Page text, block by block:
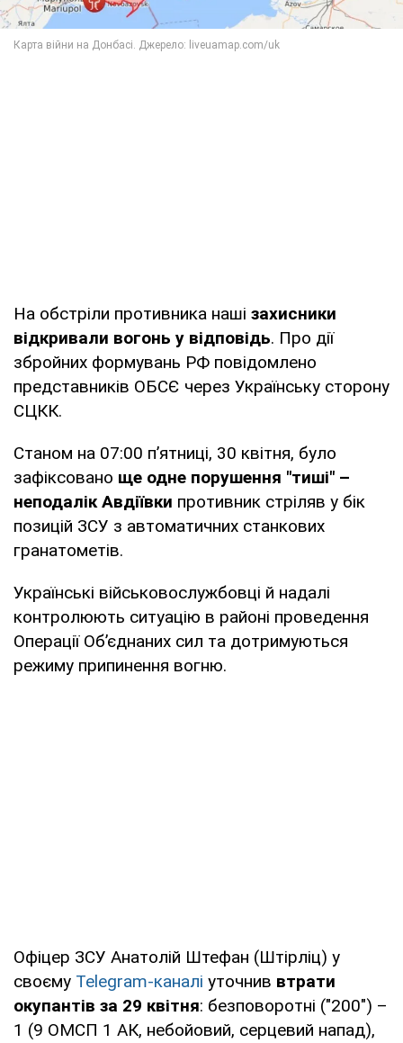
На обстріли противника наші захисники
відкривали вогонь у відповідь. Про дії
збройних формувань РФ повідомлено
представників ОБСЄ через Українську сторону
СЦКК.
Станом на 07:00 п’ятниці, 30 квітня, було
зафіксовано ще одне порушення "тиші" –
неподалік Авдіївки противник стріляв у бік
позицій ЗСУ з автоматичних станкових
гранатометів.
Українські військовослужбовці й надалі
контролюють ситуацію в районі проведення
Операції Об’єднаних сил та дотримуються
режиму припинення вогню.
Офіцер ЗСУ Анатолій Штефан (Штірліц) у
своєму Telegram-каналі уточнив втрати
окупантів за 29 квітня: безповоротні ("200") –
1 (9 ОМСП 1 АК, небойовий, серцевий напад),